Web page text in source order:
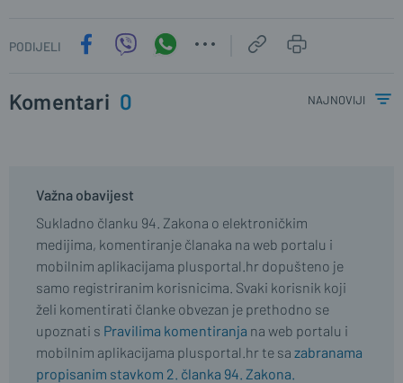
PODIJELI
Komentari 0 najnoviji
Važna obavijest
Sukladno članku 94. Zakona o elektroničkim
medijima, komentiranje članaka na web portalu i
mobilnim aplikacijama plusportal.hr dopušteno je
samo registriranim korisnicima. Svaki korisnik koji
želi komentirati članke obvezan je prethodno se
upoznati s Pravilima komentiranja na web portalu i
mobilnim aplikacijama plusportal.hr te sa zabranama
propisanim stavkom 2. članka 94. Zakona.